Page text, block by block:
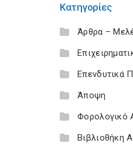
Κατηγορίες
Άρθρα –
Επενδυτικά
Άποψη
Φορολογικό
Βιβλιοθήκη